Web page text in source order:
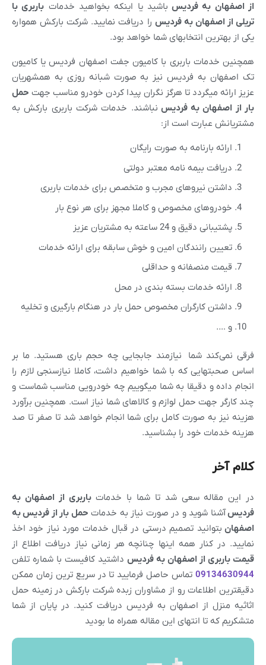
از اصفهان به فردیس باشید یا اینکه بخواهید خدمات باربری با
تریلی از اصفهان بهفردیس را دریافت نمایید. شرکت بارکش همواره
یکی از بهترین انتخابهای شما خواهد بود.
همچنین خدمات باربری با کامیون جفت اصفهان فردیس یا کامیون
تک اصفهان به فردیس نیز به صورت شبانه روزی به همشهریان
عزیز ارائه میگردد تا هرگز نگران پیدا کردن خودرو مناسب جهت حمل
بار از اصفهان بهفردیس نباشند. خدمات شرکت باربری بارکش به
مشتریانش عبارت است از:
ارائه بارنامه به صورت رایگان
دریافت بیمه نامه معتبر دولتی
داشتن نیروهای مجرب و متخصص برای خدمات باربری
خودروهای مخصوص و کاملا مجهز برای هر نوع بار
پشتیبانی دقیق و 24 ساعته به مشتریان عزیز
تعیین رانندگان امین و خوش سابقه برای ارائه خدمات
قیمت منصفانه و حداقلی
ارائه خدمات بسته بندی در محل
داشتن کارگران مخصوص حمل بار در هنگام بارگیری و تخلیه
و ….
فرقی نمی‌کند شما نیازمند جابجایی چه حجم باری هستید. ما بر
اساس صحبتهایی که با شما خواهیم داشت، کاملا نیازسنجی لازم را
انجام داده و دقیقا به شما میگوییم چه خودرویی مناسب شماست و
چند کارگر جهت حمل لوازم و کالاهای شما نیاز است. همچنین برآورد
هزینه نیز به صورت کامل برای شما انجام خواهد شد تا صفر تا صد
هزینه خدمات خود را بشناسید.
کلام آخر
در این مقاله سعی شد تا شما با خدماتباربری از اصفهان به
فردیسآشنا شوید و در صورت نیاز به خدمات حمل بار از فردیسبه
اصفهان بتوانید تصمیم درستی در قبال خدمات مورد نیاز خود اخذ
نمایید. در کنار همه اینها چنانچه هر زمانی نیاز دریافت اطلاع از
قیمت باربری از اصفهان بهفردیس داشتید کافیست با شماره تلفن
09134630944 تماس حاصل فرمایید تا در سریع ترین زمان ممکن
دقیقترین اطلاعات رو از مشاوران زبده شرکت بارکش در زمینه حمل
اثاثیه منزل از اصفهان به فردیس دریافت کنید. در پایان از شما
متشکریم که تا انتهای این مقاله همراه ما بودید